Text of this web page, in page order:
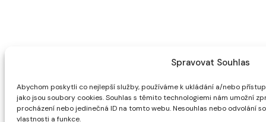
Spravovat Souhlas
Abychom poskytli co nejlepší služby, používáme k ukládání a/nebo
jako jsou soubory cookies. Souhlas s těmito technologiemi nám umožní
procházení nebo jedinečná ID na tomto webu. Nesouhlas nebo odvolání
vlastnosti a funkce.